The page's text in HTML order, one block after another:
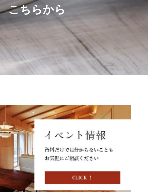
こちらから